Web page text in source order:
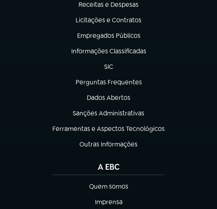
Receitas e Despesas
(abre em nova aba)
Licitações e Contratos
(abre em nova aba)
Empregados Públicos
(abre em nova aba)
Informações Classificadas
(abre em nova aba)
SIC
(abre em nova aba)
Perguntas Frequentes
(abre em nova aba)
Dados Abertos
(abre em nova aba)
Sanções Administrativas
(abre em nova aba)
Ferramentas e Aspectos Tecnológicos
(abre em nova aba)
Outras Informações
(abre em nova aba)
A EBC
Quem somos
(abre em nova aba)
Imprensa
(abre em nova aba)